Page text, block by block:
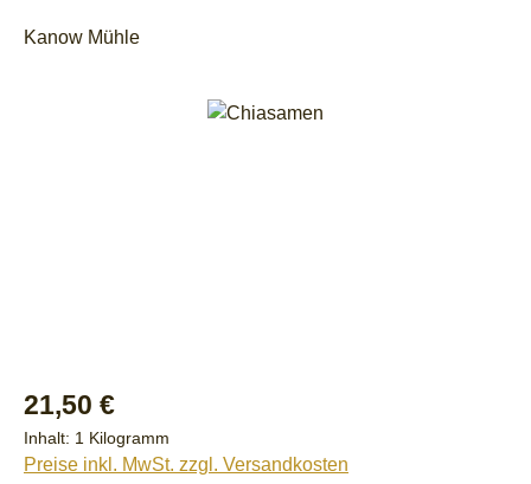
Kanow Mühle
Bildergalerie überspringen
Regulärer Preis:
21,50 €
Inhalt: 1 Kilogramm
Preise inkl. MwSt. zzgl. Versandkosten